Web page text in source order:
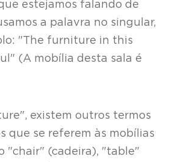
estejamos falando de
a palavra no singular,
"The furniture in this
(A mobília desta sala é
existem outros termos
que se referem às mobílias
"chair" (cadeira), "table"